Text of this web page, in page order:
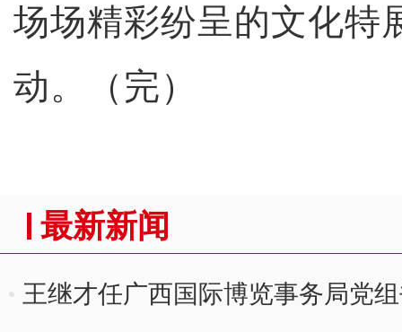
场场精彩纷呈的文化特
动。（完）
最新新闻
王继才任广西国际博览事务局党